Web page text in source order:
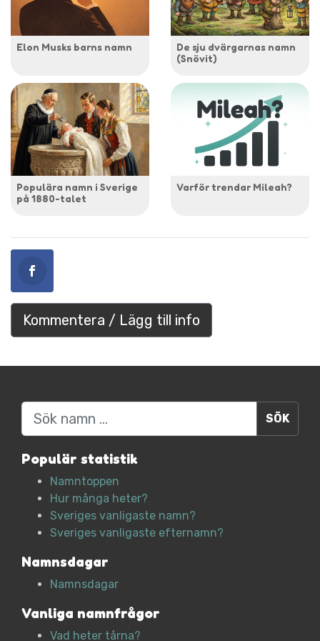
Elon Musks barns namn
De sju dvärgarnas namn
(Snövit)
Populära namn i Sverige
på 1880-talet
Varför trendar Mileah?
Kommentera / Lägg till info
Sök
Populär statistik
Namntoppen
Hur många heter?
Sveriges vanligaste namn?
Sveriges vanligaste efternamn?
Namnsdagar
Namnsdagar
Vanliga namnfrågor
Vad heter tårna?